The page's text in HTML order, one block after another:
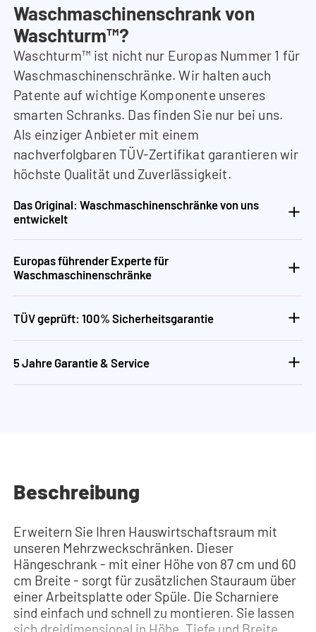
Waschmaschinenschrank von
Waschturm™?
Waschturm™ ist nicht nur Europas Nummer 1 für
Waschmaschinenschränke. Wir halten auch
Patente auf wichtige Komponente unseres
smarten Schranks. Das finden Sie nur bei uns.
Als einziger Anbieter mit einem
nachverfolgbaren TÜV-Zertifikat garantieren wir
höchste Qualität und Zuverlässigkeit.
Das Original: Waschmaschinenschränke von uns
entwickelt
Europas führender Experte für
Waschmaschinenschränke
TÜV geprüft: 100% Sicherheitsgarantie
5 Jahre Garantie & Service
Beschreibung
Erweitern Sie Ihren Hauswirtschaftsraum mit
unseren Mehrzweckschränken. Dieser
Hängeschrank - mit einer Höhe von 87 cm und 60
cm Breite - sorgt für zusätzlichen Stauraum über
einer Arbeitsplatte oder Spüle. Die Scharniere
sind einfach und schnell zu montieren. Sie lassen